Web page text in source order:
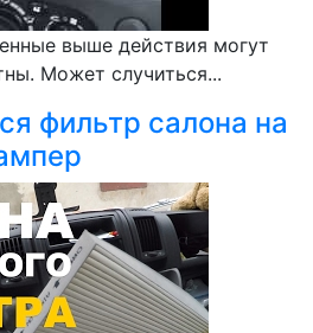
выше действия могут
Может случиться...
фильтр салона на